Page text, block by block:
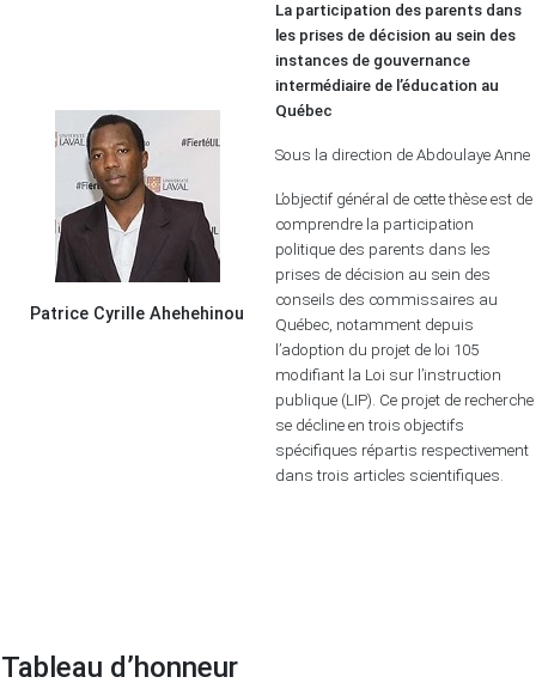
Patrice Cyrille Ahehehinou
La participation des parents dans
les prises de décision au sein des
instances de gouvernance
intermédiaire de l’éducation au
Québec
Sous la direction de Abdoulaye Anne
L’objectif général de cette thèse est de
comprendre la participation
politique des parents dans les
prises de décision au sein des
conseils des commissaires au
Québec, notamment depuis
l’adoption du projet de loi 105
modifiant la Loi sur l’instruction
publique (LIP). Ce projet de recherche
se décline en trois objectifs
spécifiques répartis respectivement
dans trois articles scientifiques.
Tableau d’honneur